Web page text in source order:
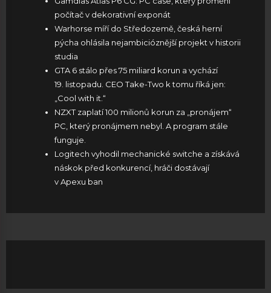
počítač v dekorativní exponát
Warhorse míří do Středozemě, česká herní
pýcha ohlásila nejambicióznější projekt v historii
studia
GTA 6 stálo přes 75 miliard korun a vychází
19. listopadu. CEO Take-Two k tomu říká jen:
„Cool with it.“
NZXT zaplatí 100 milionů korun za „pronájem“
PC, který pronájmem nebyl. A program stále
funguje.
Logitech vyhodil mechanické switche a získává
náskok před konkurencí, hráči dostávají
v Apexu ban